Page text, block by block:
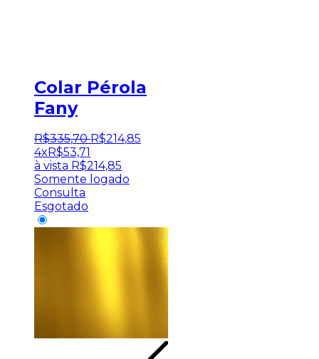
Colar Pérola
Fany
R$335,70 R$214,85
4x R$53,71
à vista R$214,85
Somente logado
Consulta
Esgotado